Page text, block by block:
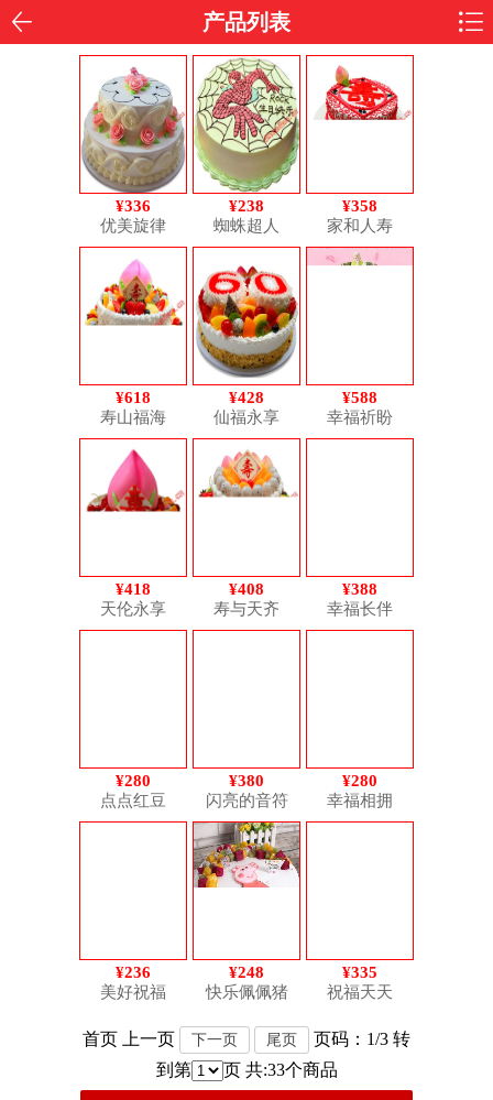
产品列表
¥336
优美旋律
¥238
蜘蛛超人
¥358
家和人寿
¥618
寿山福海
¥428
仙福永享
¥588
幸福祈盼
¥418
天伦永享
¥408
寿与天齐
¥388
幸福长伴
¥280
点点红豆
¥380
闪亮的音符
¥280
幸福相拥
¥236
美好祝福
¥248
快乐佩佩猪
¥335
祝福天天
首页 上一页 下一页 尾页
页码：1/3 转
到第
页 共:33个商品